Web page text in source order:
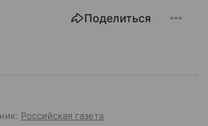
Поделиться
Российская газета